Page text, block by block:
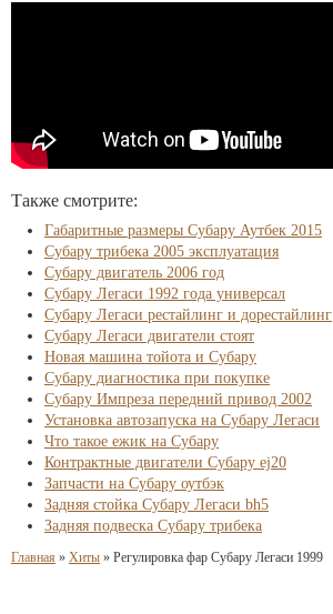
Также смотрите:
Габаритные размеры Субару Аутбек 2015
Субару трибека 2005 эксплуатация
Субару двигатель 2006 год
Субару Легаси 1992 года универсал
Субару Легаси рестайлинг и дорестайлинг
Субару Легаси двигатели стоят
Новая машина тойота и Субару
Субару диагностика при покупке
Субару Импреза передний привод 2002
Установка автозапуска на Субару Легаси
Что такое ежик на Субару
Контрактные двигатели Субару ej20
Запчасти на Субару оутбэк
Задняя стойка Субару Легаси bh5
Задняя подвеска Субару трибека
Главная » Хиты » Регулировка фар Субару Легаси 1999